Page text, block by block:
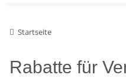
Startseite
Rabatte für